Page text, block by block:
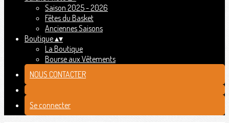
Saison 2025 - 2026
Fêtes du Basket
Anciennes Saisons
Boutique▴▾
La Boutique
Bourse aux Vêtements
NOUS CONTACTER
Se connecter